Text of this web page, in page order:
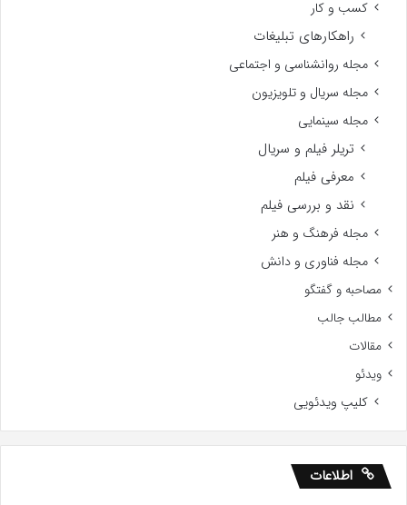
کسب و کار
راهکارهای تبلیغات
مجله روانشناسی و اجتماعی
مجله سریال و تلویزیون
مجله سینمایی
تریلر فیلم و سریال
معرفی فیلم
نقد و بررسی فیلم
مجله فرهنگ و هنر
مجله فناوری و دانش
مصاحبه و گفتگو
مطالب جالب
مقالات
ویدئو
کلیپ ویدئویی
اطلاعات